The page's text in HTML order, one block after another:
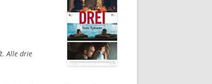
Alle drie